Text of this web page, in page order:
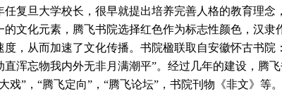
任复旦大学校长，很早就提出培养完善人格的教育理念
文化元素，腾飞书院选择红色作为标志性颜色，汉隶
，从而加速了文化传播。书院楹联取自安徽怀古书院
直浑忘物我内外无非月满潮平”。经过几年的建设，腾
戏”，“腾飞定向”，“腾飞论坛”，书院刊物《非文》等